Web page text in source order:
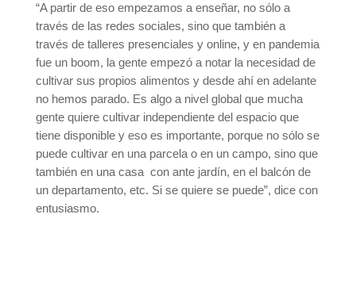
“A partir de eso empezamos a enseñar, no sólo a
través de las redes sociales, sino que también a
través de talleres presenciales y online, y en pandemia
fue un boom, la gente empezó a notar la necesidad de
cultivar sus propios alimentos y desde ahí en adelante
no hemos parado. Es algo a nivel global que mucha
gente quiere cultivar independiente del espacio que
tiene disponible y eso es importante, porque no sólo se
puede cultivar en una parcela o en un campo, sino que
también en una casa con ante jardín, en el balcón de
un departamento, etc. Si se quiere se puede”, dice con
entusiasmo.